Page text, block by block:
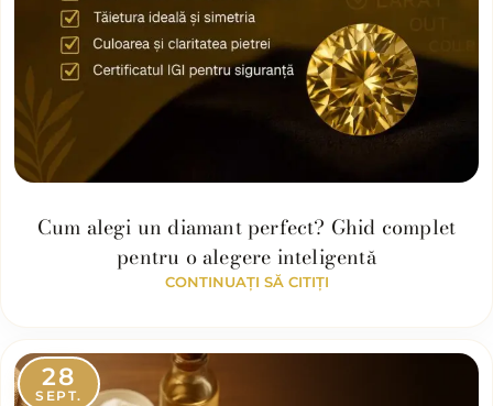
Cum alegi un diamant perfect? Ghid complet
pentru o alegere inteligentă
CONTINUAȚI SĂ CITIȚI
28
SEPT.